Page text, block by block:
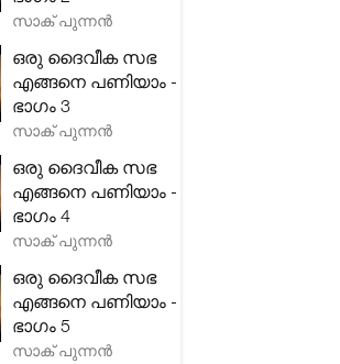
സാക് പുന്നൻ
ഒരു ദൈവീക സഭ
എങ്ങനെ പണിയാം -
ഭാഗം 3
സാക് പുന്നൻ
ഒരു ദൈവീക സഭ
എങ്ങനെ പണിയാം -
ഭാഗം 4
സാക് പുന്നൻ
ഒരു ദൈവീക സഭ
എങ്ങനെ പണിയാം -
ഭാഗം 5
സാക് പുന്നൻ